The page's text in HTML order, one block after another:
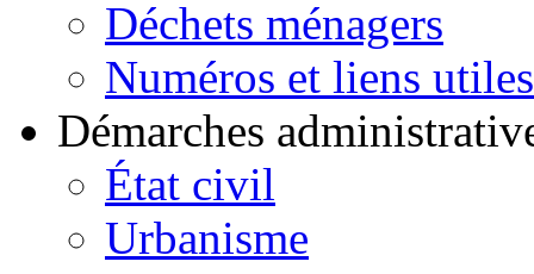
Déchets ménagers
Numéros et liens
Démarches
État civil
Urbanisme